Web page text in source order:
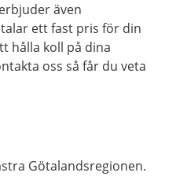
även
ett fast pris för din
hålla koll på dina
oss så får du veta
Götalandsregionen.